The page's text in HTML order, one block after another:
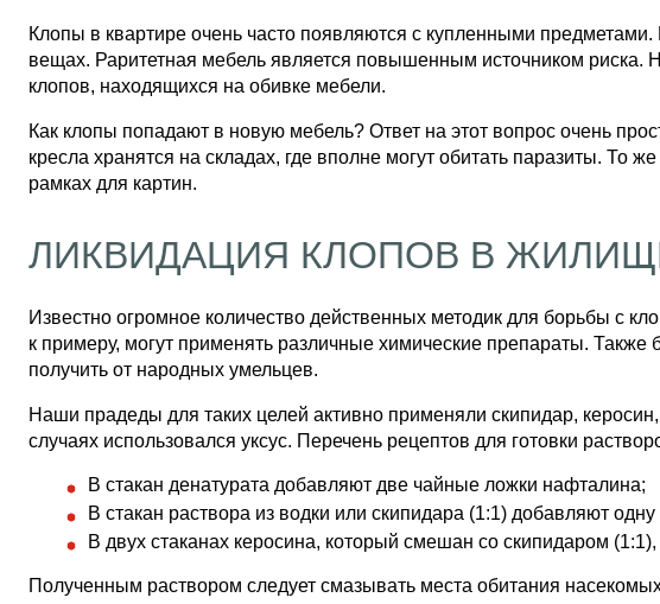
Клопы в квартире очень часто появляются с купленными
вещах. Раритетная мебель является повышенным источником риска.
клопов, находящихся на обивке мебели.
Как клопы попадают в новую мебель? Ответ на этот вопрос очень
кресла хранятся на складах, где вполне могут обитать паразиты. То
рамках для картин.
ЛИКВИДАЦИЯ КЛОПОВ В
Известно огромное количество действенных методик для борьбы с
к примеру, могут применять различные химические препараты.
получить от народных умельцев.
Наши прадеды для таких целей активно применяли скипидар,
случаях использовался уксус. Перечень рецептов для готовки
В стакан денатурата добавляют две чайные ложки нафталина;
В стакан раствора из водки или скипидара (1:1) добавляют
В двух стаканах керосина, который смешан со скипидаром
Полученным раствором следует смазывать места обитания